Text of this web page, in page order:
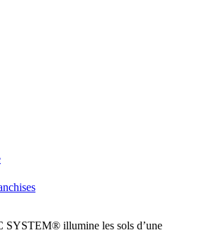
SYSTEM® illumine les sols d’une